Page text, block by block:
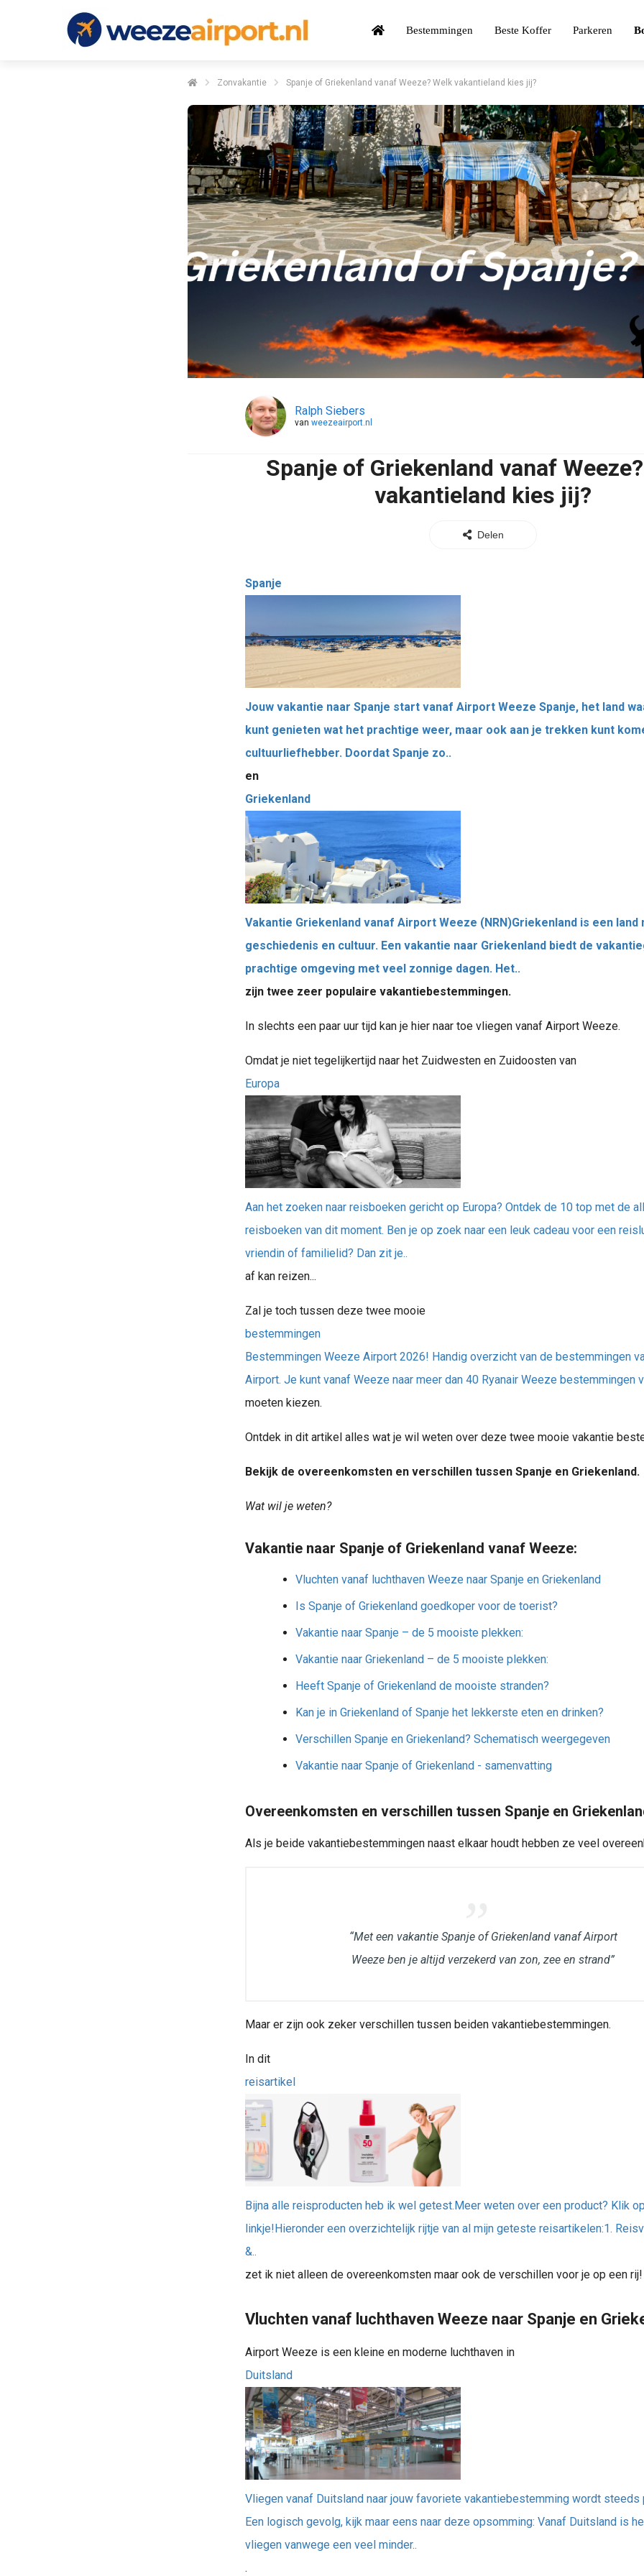
Bestemmingen Beste Koffer Parkeren
Zonvakantie Spanje of Griekenland vanaf Weeze? Welk vakantieland kies jij?
Ralph Siebers
van weezeairport.nl
Spanje of Griekenland vanaf
vakantieland kies jij?
Delen
Spanje
Jouw vakantie naar Spanje start vanaf Airport Weeze Spanje, het land
kunt genieten wat het prachtige weer, maar ook aan je trekken kunt
cultuurliefhebber. Doordat Spanje zo..
en
Griekenland
Vakantie Griekenland vanaf Airport Weeze (NRN)Griekenland is een land
geschiedenis en cultuur. Een vakantie naar Griekenland biedt de
prachtige omgeving met veel zonnige dagen. Het..
zijn twee zeer populaire vakantiebestemmingen.
In slechts een paar uur tijd kan je hier naar toe vliegen vanaf Airport Weeze.
Omdat je niet tegelijkertijd naar het Zuidwesten en Zuidoosten van
Europa
Aan het zoeken naar reisboeken gericht op Europa? Ontdek de 10 top met de
reisboeken van dit moment. Ben je op zoek naar een leuk cadeau voor een
vriendin of familielid? Dan zit je..
af kan reizen...
Zal je toch tussen deze twee mooie
bestemmingen
Bestemmingen Weeze Airport 2026! Handig overzicht van de bestemmingen
Airport. Je kunt vanaf Weeze naar meer dan 40 Ryanair Weeze bestemmingen
moeten kiezen.
Ontdek in dit artikel alles wat je wil weten over deze twee mooie vakantie
Bekijk de overeenkomsten en verschillen tussen Spanje en Griekenland.
Wat wil je weten?
Vakantie naar Spanje of Griekenland vanaf Weeze:
Vluchten vanaf luchthaven Weeze naar Spanje en Griekenland
Is Spanje of Griekenland goedkoper voor de toerist?
Vakantie naar Spanje – de 5 mooiste plekken:
Vakantie naar Griekenland – de 5 mooiste plekken:
Heeft Spanje of Griekenland de mooiste stranden?
Kan je in Griekenland of Spanje het lekkerste eten en drinken?
Verschillen Spanje en Griekenland? Schematisch weergegeven
Vakantie naar Spanje of Griekenland - samenvatting
Overeenkomsten en verschillen tussen Spanje en
Als je beide vakantiebestemmingen naast elkaar houdt hebben ze veel
“Met een vakantie Spanje of Griekenland vanaf Airport
Weeze ben je altijd verzekerd van zon, zee en strand”
Maar er zijn ook zeker verschillen tussen beiden vakantiebestemmingen.
In dit
reisartikel
Bijna alle reisproducten heb ik wel getest.Meer weten over een product? Klik
linkje!Hieronder een overzichtelijk rijtje van al mijn geteste reisartikelen:1.
&..
zet ik niet alleen de overeenkomsten maar ook de verschillen voor je op een rij!
Vluchten vanaf luchthaven Weeze naar Spanje en
Airport Weeze is een kleine en moderne luchthaven in
Duitsland
Vliegen vanaf Duitsland naar jouw favoriete vakantiebestemming wordt steeds
Een logisch gevolg, kijk maar eens naar deze opsomming: Vanaf Duitsland is
vliegen vanwege een veel minder..
.